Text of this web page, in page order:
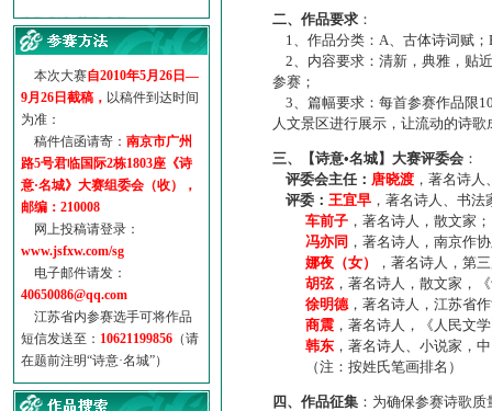
·【诗意·名城】地铁展示作...
诗意名城·地铁时间
地铁完美呈现【诗意·名城...
参赛作品多达5000多首
“诗意·名城”晒诗会
特别通知--致广大诗词爱好...
本次大赛自2010年5月26日—
9月26日截稿， 以稿件到达时间
为准：
稿件信函请寄： 南京市广州
路5号君临国际2栋1803座《诗
意·名城》大赛组委会（收），
邮编：210008
网上投稿请登录：
www.jsfxw.com/sg
电子邮件请发：
40650086@qq.com
江苏省内参赛选手可将作品
短信发送至： 10621199856 （请
在题前注明“诗意·名城”）
二、作品要求 ：
1、作品分类：A、古体诗词赋；
2、内容要求：清新，典雅，贴
参赛；
3、篇幅要求：每首参赛作品限
人文景区进行展示，让流动的诗
三、【诗意•名城】大赛评委会 ：
评委会主任： 唐晓渡 ，著名诗
评委： 王宜早 ，著名诗人、书
车前子 ，著名诗人，散文家；
冯亦同 ，著名诗人，南京作
娜夜（女）
，著名诗人，第
胡弦，著名诗人，散文家，
徐明德，著名诗人，江苏省
商震 ，著名诗人，《人民文
韩东 ，著名诗人、小说家，
（注：按姓氏笔画排名）
四、作品征集 ：为确保参赛诗歌